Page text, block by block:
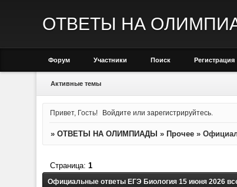
ОТВЕТЫ НА
Форум Участники Поиск Регистрация
Активные темы
Привет, Гость! Войдите илизарегистрируйтесь
» ОТВЕТЫ НА ОЛИМПИАДЫ » Прочее »
Официальные ответы ЕГЭ Биология 15 июня 2026
Страница: 1